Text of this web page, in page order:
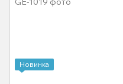
Новинка